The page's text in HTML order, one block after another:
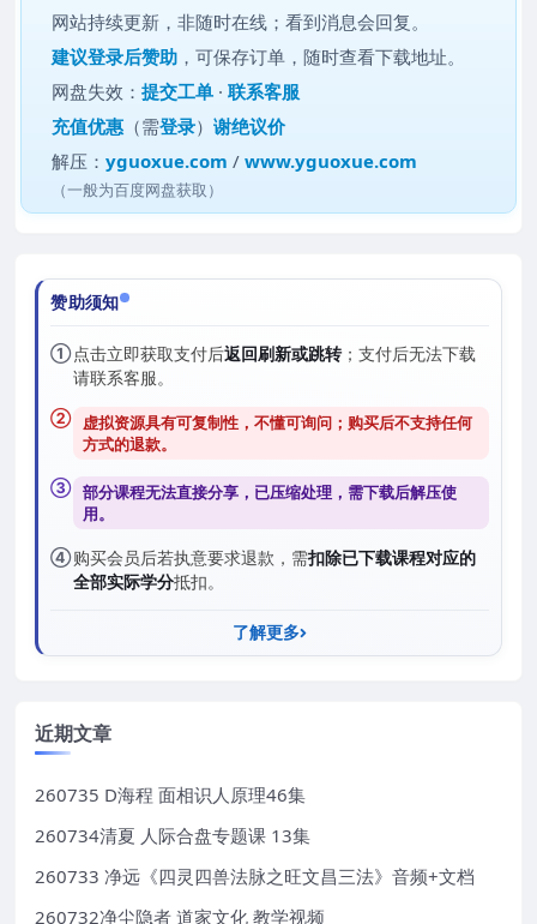
网站持续更新，非随时在线；看到消息会回复。
建议登录后赞助 ，可保存订单，随时查看下载地址。
网盘失效：提交工单 ·联系客服
充值优惠 （需登录）谢绝议价
解压：yguoxue.com /www.yguoxue.com
（一般为百度网盘获取）
赞助须知
①点击立即获取支付后返回刷新或跳转；支付后无法下载
请联系客服。
② 虚拟资源具有可复制性，不懂可询问；购买后不支持任何
方式的退款。
③ 部分课程无法直接分享，已压缩处理，需下载后解压使
用。
④购买会员后若执意要求退款，需扣除已下载课程对应的
全部实际学分抵扣。
了解更多
近期文章
260735 D海程 面相识人原理46集
260734清夏 人际合盘专题课 13集
260733 净远《四灵四兽法脉之旺文昌三法》音频+文档
260732净尘隐者 道家文化 教学视频